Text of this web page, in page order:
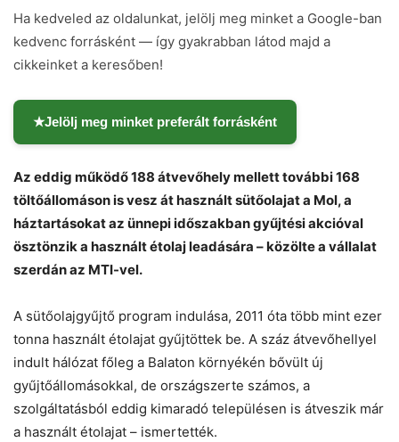
Ha kedveled az oldalunkat, jelölj meg minket a Google-ban
kedvenc forrásként — így gyakrabban látod majd a
cikkeinket a keresőben!
★Jelölj meg minket preferált forrásként
Az eddig működő 188 átvevőhely mellett további 168
töltőállomáson is vesz át használt sütőolajat a Mol, a
háztartásokat az ünnepi időszakban gyűjtési akcióval
ösztönzik a használt étolaj leadására – közölte a vállalat
szerdán az MTI-vel.
A sütőolajgyűjtő program indulása, 2011 óta több mint ezer
tonna használt étolajat gyűjtöttek be. A száz átvevőhellyel
indult hálózat főleg a Balaton környékén bővült új
gyűjtőállomásokkal, de országszerte számos, a
szolgáltatásból eddig kimaradó településen is átveszik már
a használt étolajat – ismertették.
Helló! Miben segíthetek ma?